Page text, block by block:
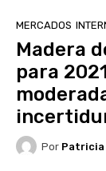
MERCADOS
Madera
para
Por Patricia